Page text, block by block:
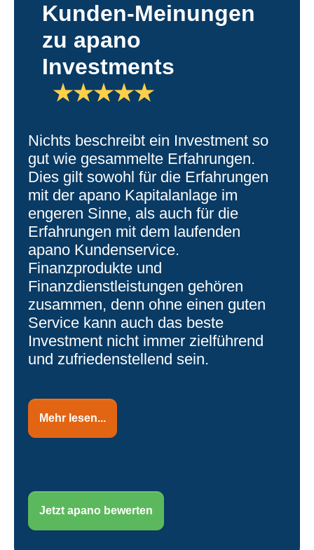
Kunden-Meinungen
zu apano
Investments
Nichts beschreibt ein Investment so
gut wie gesammelte Erfahrungen.
Dies gilt sowohl für die Erfahrungen
mit der apano Kapitalanlage im
engeren Sinne, als auch für die
Erfahrungen mit dem laufenden
apano Kundenservice.
Finanzprodukte und
Finanzdienstleistungen gehören
zusammen, denn ohne einen guten
Service kann auch das beste
Investment nicht immer zielführend
und zufriedenstellend sein.
Mehr lesen...
Jetzt apano bewerten